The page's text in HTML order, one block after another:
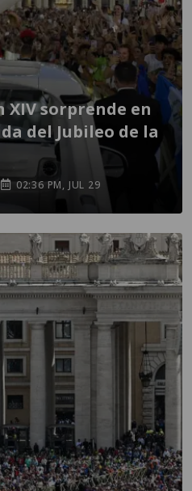
XIV sorprende en
del Jubileo de la
02:36 PM, JUL 29